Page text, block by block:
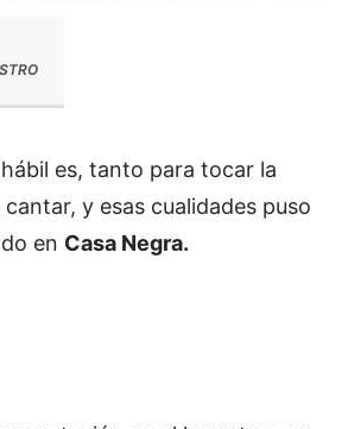
hábil es, tanto para tocar la
y esas cualidades puso
en Casa Negra.